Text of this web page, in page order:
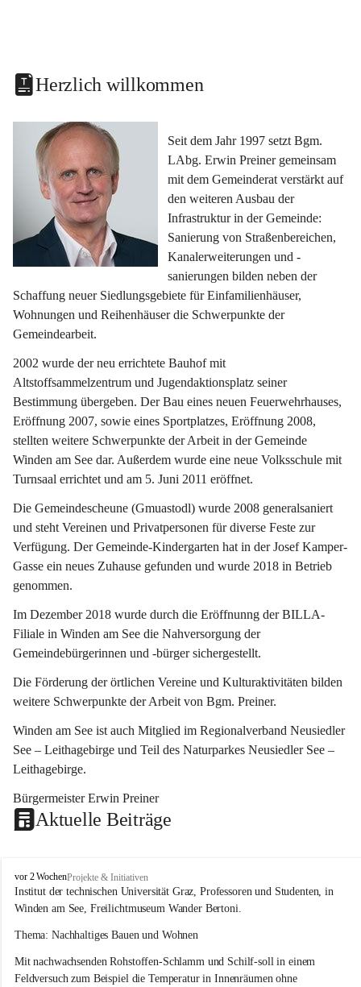
Herzlich willkommen
Seit dem Jahr 1997 setzt Bgm.
LAbg. Erwin Preiner gemeinsam
mit dem Gemeinderat verstärkt auf
den weiteren Ausbau der
Infrastruktur in der Gemeinde:
Sanierung von Straßenbereichen,
Kanalerweiterungen und -
sanierungen bilden neben der
Schaffung neuer Siedlungsgebiete für Einfamilienhäuser,
Wohnungen und Reihenhäuser die Schwerpunkte der
Gemeindearbeit.
2002 wurde der neu errichtete Bauhof mit
Altstoffsammelzentrum und Jugendaktionsplatz seiner
Bestimmung übergeben. Der Bau eines neuen Feuerwehrhauses,
Eröffnung 2007, sowie eines Sportplatzes, Eröffnung 2008,
stellten weitere Schwerpunkte der Arbeit in der Gemeinde
Winden am See dar. Außerdem wurde eine neue Volksschule mit
Turnsaal errichtet und am 5. Juni 2011 eröffnet.
Die Gemeindescheune (Gmuastodl) wurde 2008 generalsaniert
und steht Vereinen und Privatpersonen für diverse Feste zur
Verfügung. Der Gemeinde-Kindergarten hat in der Josef Kamper-
Gasse ein neues Zuhause gefunden und wurde 2018 in Betrieb
genommen.
Im Dezember 2018 wurde durch die Eröffnunng der BILLA-
Filiale in Winden am See die Nahversorgung der
Gemeindebürgerinnen und -bürger sichergestellt.
Die Förderung der örtlichen Vereine und Kulturaktivitäten bilden
weitere Schwerpunkte der Arbeit von Bgm. Preiner.
Winden am See ist auch Mitglied im Regionalverband Neusiedler
See – Leithagebirge und Teil des Naturparkes Neusiedler See –
Leithagebirge.
Bürgermeister Erwin Preiner
Aktuelle Beiträge
W
i
n
e
a
m
vor 2 WochenProjekte & Initiativen
Institut der technischen Universität Graz, Professoren und Studenten, in
Winden am See, Freilichtmuseum Wander Bertoni.
Thema: Nachhaltiges Bauen und Wohnen
Mit nachwachsenden Rohstoffen-Schlamm und Schilf-soll in einem
Feldversuch zum Beispiel die Temperatur in Innenräumen ohne